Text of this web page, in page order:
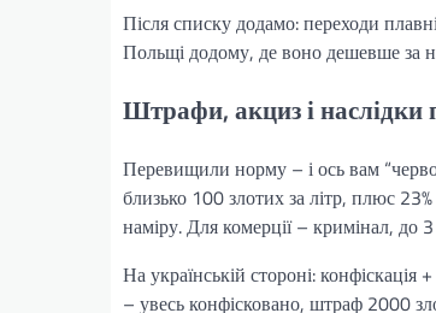
Після списку додамо: переходи
Польщі додому, де воно дешевше за
Штрафи, акциз і наслідки
Перевищили норму – і ось вам
близько 100 злотих за літр, плюс
наміру. Для комерції – кримінал, до 3
На українській стороні:
– увесь конфісковано, штраф 2000